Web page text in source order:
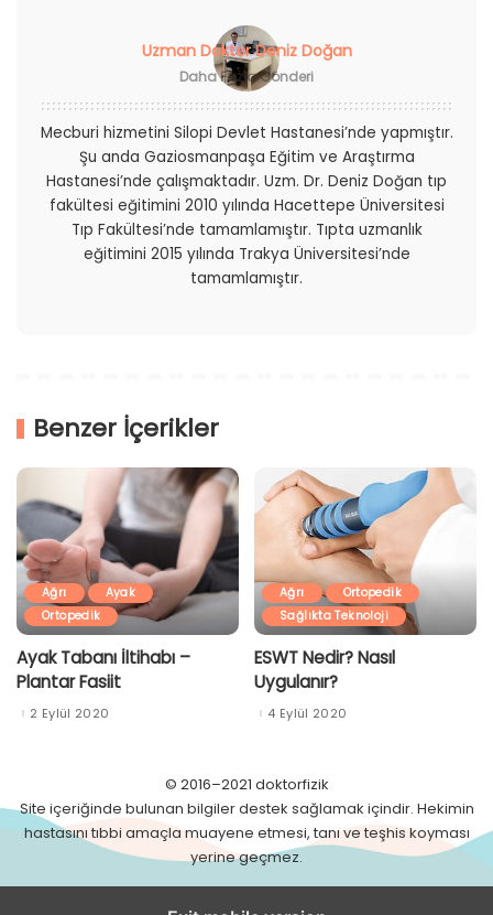
Uzman Doktor Deniz Doğan
Daha Fazla Gönderi
Mecburi hizmetini Silopi Devlet Hastanesi’nde yapmıştır.
Şu anda Gaziosmanpaşa Eğitim ve Araştırma
Hastanesi’nde çalışmaktadır. Uzm. Dr. Deniz Doğan tıp
fakültesi eğitimini 2010 yılında Hacettepe Üniversitesi
Tıp Fakültesi’nde tamamlamıştır. Tıpta uzmanlık
eğitimini 2015 yılında Trakya Üniversitesi’nde
tamamlamıştır.
Benzer İçerikler
Ağrı
Ayak
Ortopedik
Ayak Tabanı İltihabı –
Plantar Fasiit
2 Eylül 2020
Ağrı
Ortopedik
Sağlıkta Teknoloji
ESWT Nedir? Nasıl
Uygulanır?
4 Eylül 2020
© 2016–2021 doktorfizik
Site içeriğinde bulunan bilgiler destek sağlamak içindir. Hekimin
hastasını tıbbi amaçla muayene etmesi, tanı ve teşhis koyması
yerine geçmez.